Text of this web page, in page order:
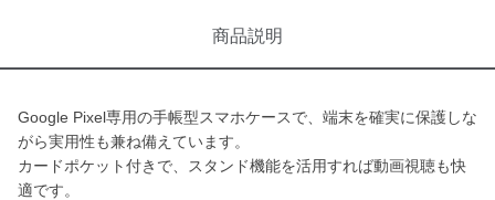
商品説明
Google Pixel専用の手帳型スマホケースで、端末を確実に保護しな
がら実用性も兼ね備えています。
カードポケット付きで、スタンド機能を活用すれば動画視聴も快
適です。